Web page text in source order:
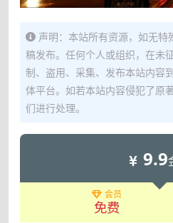
声明：本站所有资源，如无特
稿发布。任何个人或组织，在未
制、盗用、采集、发布本站内容
体平台。如若本站内容侵犯了原
们进行处理。
9.9
会员
免费